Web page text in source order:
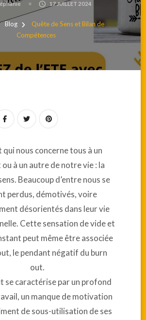
17 JUILLET 2024
Blog
Quête de Sens et Bilan de
Compétences
qui nous concerne tous à un
à un autre de notre vie : la
Beaucoup d’entre nous se
perdus, démotivés, voire
désorientés dans leur vie
Cette sensation de vide et
peut même être associée
le pendant négatif du burn
out.
se caractérise par un profond
un manque de motivation
de sous-utilisation de ses